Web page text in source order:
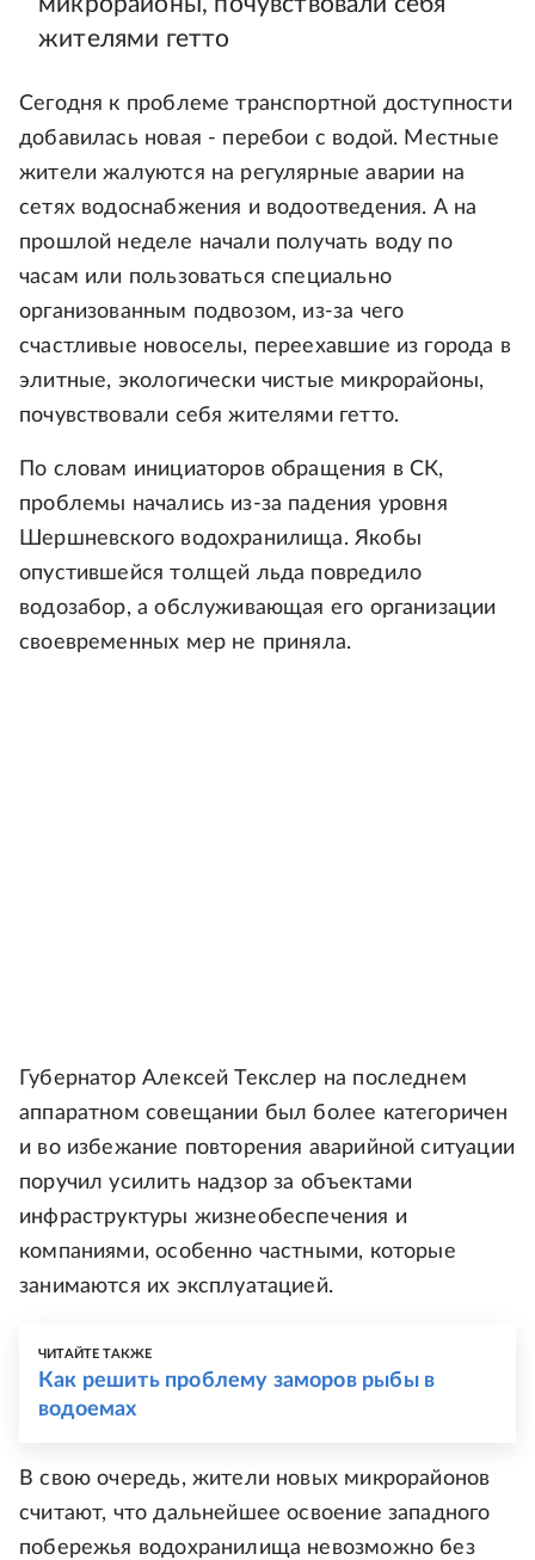
жителями гетто
Сегодня к проблеме транспортной доступности
добавилась новая - перебои с водой. Местные
жители жалуются на регулярные аварии на
сетях водоснабжения и водоотведения. А на
прошлой неделе начали получать воду по
часам или пользоваться специально
организованным подвозом, из-за чего
счастливые новоселы, переехавшие из города в
элитные, экологически чистые микрорайоны,
почувствовали себя жителями гетто.
По словам инициаторов обращения в СК,
проблемы начались из-за падения уровня
Шершневского водохранилища. Якобы
опустившейся толщей льда повредило
водозабор, а обслуживающая его организации
своевременных мер не приняла.
Губернатор Алексей Текслер на последнем
аппаратном совещании был более категоричен
и во избежание повторения аварийной ситуации
поручил усилить надзор за объектами
инфраструктуры жизнеобеспечения и
компаниями, особенно частными, которые
занимаются их эксплуатацией.
ЧИТАЙТЕ ТАКЖЕ
Как решить проблему заморов рыбы в
водоемах
В свою очередь, жители новых микрорайонов
считают, что дальнейшее освоение западного
побережья водохранилища невозможно без